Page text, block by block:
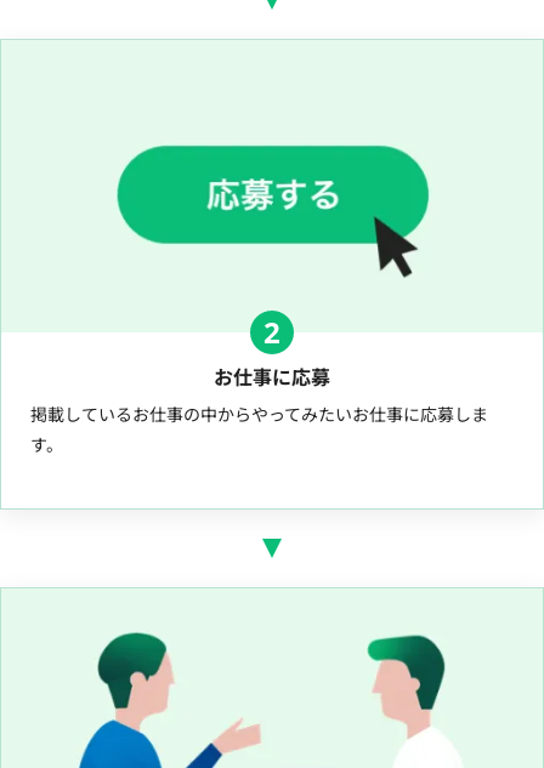
2
お仕事に応募
掲載しているお仕事の中からやってみたいお仕事に応募しま
す。